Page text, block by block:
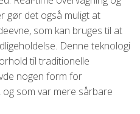
gør det også muligt at
som kan bruges til at
Denne teknologi
til traditionelle
nogen form for
og som var mere sårbare